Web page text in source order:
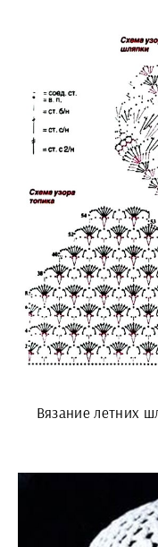
Вязание летних